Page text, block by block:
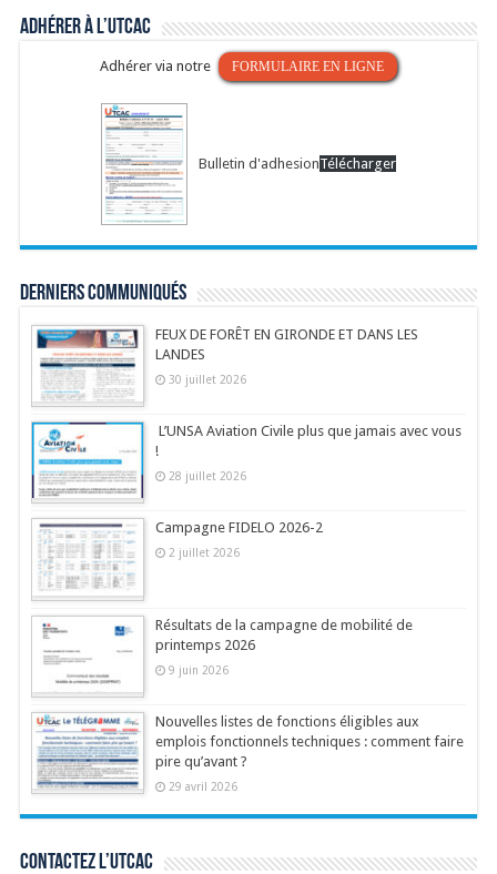
Adhérer à l’UTCAC
Adhérer via notre FORMULAIRE EN LIGNE
Bulletin d'adhesionTélécharger
Derniers communiqués
FEUX DE FORÊT EN GIRONDE ET DANS LES
LANDES
30 juillet 2026
L’UNSA Aviation Civile plus que jamais avec vous
!
28 juillet 2026
Campagne FIDELO 2026-2
2 juillet 2026
Résultats de la campagne de mobilité de
printemps 2026
9 juin 2026
Nouvelles listes de fonctions éligibles aux
emplois fonctionnels techniques : comment faire
pire qu’avant ?
29 avril 2026
Contactez l’UTCAC